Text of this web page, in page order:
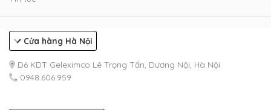
Cửa hàng Hà Nội
D6 KDT Geleximco Lê Trọng Tấn, Dương Nội, Hà Nội
0948.606.959